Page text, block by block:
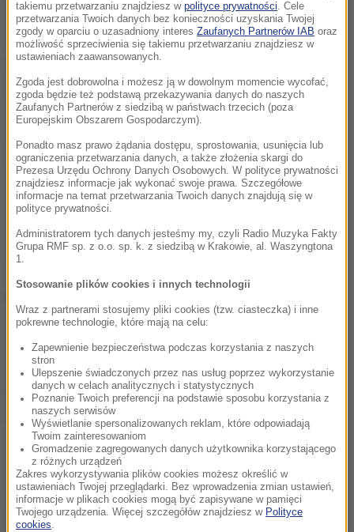
szczegółów. Dodano, że głównym sponsorem
festiwalu teatralnego był państwowy koncern
energetyczny Gazprom.
Ukraina zwróciła się do Belgii o wyjaśnienia w
Badamy okoliczności wizyty w 2021 roku na
anektowanym przez Rosję Krymie obecnej szefowej
belgijskiej dyplomacji Hadji Lahbib
- poinformował w
środę rzecznik MSZ w Kijowie Ołeh Nikołenko.
telewizyjna, uczestniczyła w lipcu 2021 roku w
festiwalu teatralnym w Sewastopolu. Lahbib
opublikowała również zdjęcia z pałacu w krymskiej
Liwadii oraz domu-muzeum rosyjskiego pisarza
Antona Czechowa w Jałcie.
Dalsza część artykułu pod materiałem video:
takiemu przetwarzaniu znajdziesz w polityce prywatności. Cele
przetwarzania Twoich danych bez konieczności uzyskania Twojej
zgody w oparciu o uzasadniony interes Zaufanych Partnerów IAB oraz
możliwość sprzeciwienia się takiemu przetwarzaniu znajdziesz w
ustawieniach zaawansowanych.
Zgoda jest dobrowolna i możesz ją w dowolnym momencie wycofać,
zgoda będzie też podstawą przekazywania danych do naszych
Zaufanych Partnerów z siedzibą w państwach trzecich (poza
Europejskim Obszarem Gospodarczym).
Ponadto masz prawo żądania dostępu, sprostowania, usunięcia lub
ograniczenia przetwarzania danych, a także złożenia skargi do
Prezesa Urzędu Ochrony Danych Osobowych. W polityce prywatności
znajdziesz informacje jak wykonać swoje prawa. Szczegółowe
informacje na temat przetwarzania Twoich danych znajdują się w
polityce prywatności.
Administratorem tych danych jesteśmy my, czyli Radio Muzyka Fakty
Grupa RMF sp. z o.o. sp. k. z siedzibą w Krakowie, al. Waszyngtona
1.
Stosowanie plików cookies i innych technologii
Wraz z partnerami stosujemy pliki cookies (tzw. ciasteczka) i inne
pokrewne technologie, które mają na celu:
Zapewnienie bezpieczeństwa podczas korzystania z naszych
stron
Ulepszenie świadczonych przez nas usług poprzez wykorzystanie
danych w celach analitycznych i statystycznych
Poznanie Twoich preferencji na podstawie sposobu korzystania z
naszych serwisów
Wyświetlanie spersonalizowanych reklam, które odpowiadają
Twoim zainteresowaniom
Gromadzenie zagregowanych danych użytkownika korzystającego
z różnych urządzeń
Zakres wykorzystywania plików cookies możesz określić w
ustawieniach Twojej przeglądarki. Bez wprowadzenia zmian ustawień,
informacje w plikach cookies mogą być zapisywane w pamięci
Twojego urządzenia. Więcej szczegółów znajdziesz w Polityce
cookies.